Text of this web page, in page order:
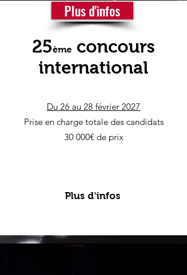
Plus d'infos
25ème concours
international
Du 26 au 28 février 2027
Prise en charge totale des candidats
30 000€ de prix
Plus d'infos